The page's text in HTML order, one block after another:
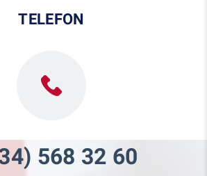
TELEFON
568 32 60